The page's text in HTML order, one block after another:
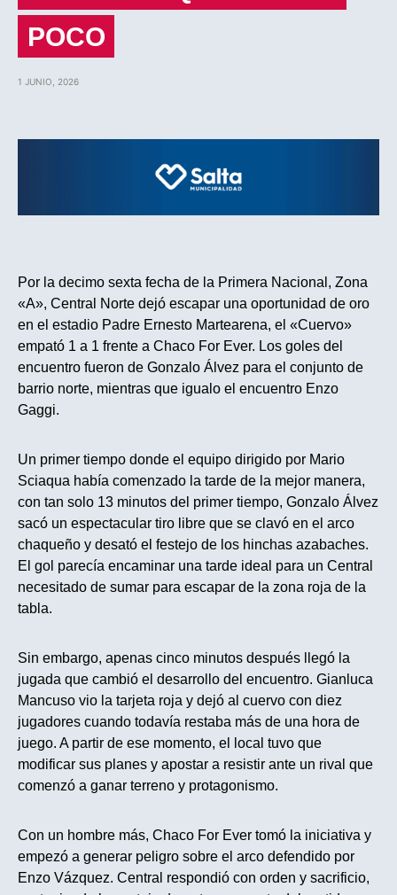
POCO
1 JUNIO, 2026
Por la decimo sexta fecha de la Primera Nacional, Zona
«A», Central Norte dejó escapar una oportunidad de oro
en el estadio Padre Ernesto Martearena, el «Cuervo»
empató 1 a 1 frente a Chaco For Ever. Los goles del
encuentro fueron de Gonzalo Álvez para el conjunto de
barrio norte, mientras que igualo el encuentro Enzo
Gaggi.
Un primer tiempo donde el equipo dirigido por Mario
Sciaqua había comenzado la tarde de la mejor manera,
con tan solo 13 minutos del primer tiempo, Gonzalo Álvez
sacó un espectacular tiro libre que se clavó en el arco
chaqueño y desató el festejo de los hinchas azabaches.
El gol parecía encaminar una tarde ideal para un Central
necesitado de sumar para escapar de la zona roja de la
tabla.
Sin embargo, apenas cinco minutos después llegó la
jugada que cambió el desarrollo del encuentro. Gianluca
Mancuso vio la tarjeta roja y dejó al cuervo con diez
jugadores cuando todavía restaba más de una hora de
juego. A partir de ese momento, el local tuvo que
modificar sus planes y apostar a resistir ante un rival que
comenzó a ganar terreno y protagonismo.
Con un hombre más, Chaco For Ever tomó la iniciativa y
empezó a generar peligro sobre el arco defendido por
Enzo Vázquez. Central respondió con orden y sacrificio,